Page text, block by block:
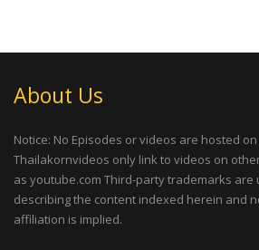
About Us
Notice: No Episodes or videos are hosted
Thailakornvideos only link to videos on
as youtube.com Third-party trademarks are
describing the content indexed herein and
affiliation is implied.